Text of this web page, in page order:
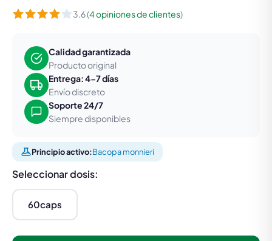
3.6 (4 opiniones de clientes)
Calidad garantizada
Producto original
Entrega: 4-7 días
Envío discreto
Soporte 24/7
Siempre disponibles
Principio activo:Bacopa monnieri
Seleccionar dosis:
60caps